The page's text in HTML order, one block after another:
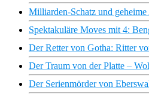
Milliarden-Schatz und
Spektakuläre Moves mit 4:
Der Retter von Gotha: Ritter
Der Traum von der Platte –
Der Serienmörder von